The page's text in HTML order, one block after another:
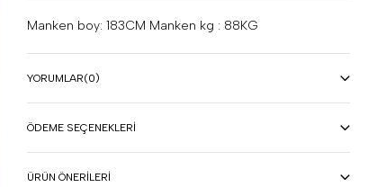
Manken boy: 183CM Manken kg : 88KG
YORUMLAR(0)
ÖDEME SEÇENEKLERI
ÜRÜN ÖNERILERI